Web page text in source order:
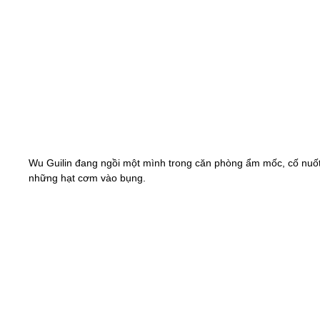
Wu Guilin đang ngồi một mình trong căn phòng ẩm mốc, cố
những hạt cơm vào bụng.